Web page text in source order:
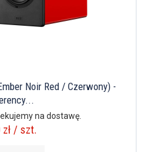
Noir Red / Czerwony) -
na dostawę.
zł / szt.